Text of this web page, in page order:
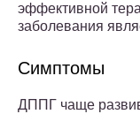
эффективной
заболевания
Симптомы
ДППГ чаще